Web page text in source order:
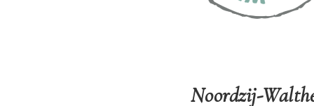
Noordzij-